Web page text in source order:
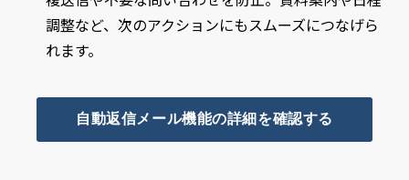
調整など、次のアクションにもスムーズにつなげら
れます。
自動返信メール機能の詳細を確認する